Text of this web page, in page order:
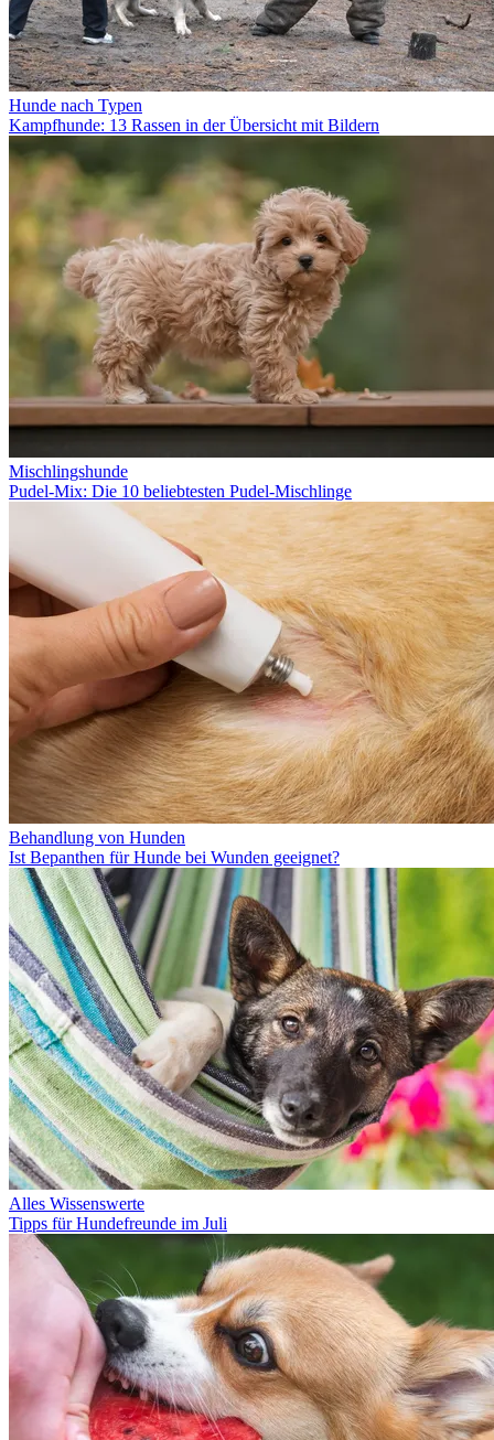
Hunde nach Typen
Kampfhunde: 13 Rassen in der Übersicht mit Bildern
Mischlingshunde
Pudel-Mix: Die 10 beliebtesten Pudel-Mischlinge
Behandlung von Hunden
Ist Bepanthen für Hunde bei Wunden geeignet?
Alles Wissenswerte
Tipps für Hundefreunde im Juli